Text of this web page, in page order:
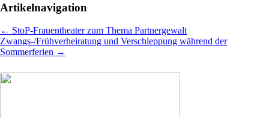
Artikelnavigation
← StoP-Frauentheater zum Thema Partnergewalt
Zwangs-/Frühverheiratung und Verschleppung während der
Sommerferien →